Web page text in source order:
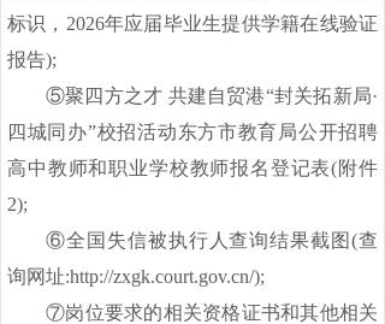
标识， 2026年应届毕业生提供学籍在线验证
报告);
⑤聚四方之才 共建自贸港“封关拓新局·
四城同办”校招活动东方市教育局公开招聘
高中教师和职业学校教师报名登记表(附件
2);
⑥全国失信被执行人查询结果截图(查
询网址:http://zxgk.court.gov.cn/);
⑦岗位要求的相关资格证书和其他相关